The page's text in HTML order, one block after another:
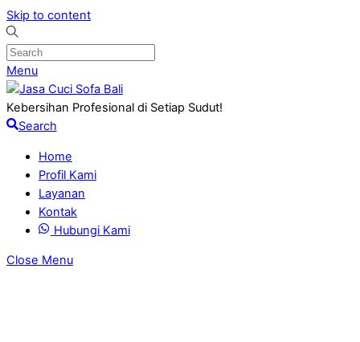
Skip to content
Menu
Kebersihan Profesional di Setiap Sudut!
Search
Home
Profil Kami
Layanan
Kontak
Hubungi Kami
Close Menu